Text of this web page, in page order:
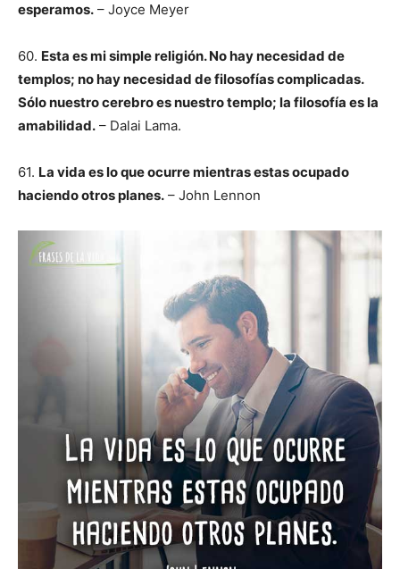
esperamos. – Joyce Meyer
60. Esta es mi simple religión. No hay necesidad de
templos; no hay necesidad de filosofías complicadas.
Sólo nuestro cerebro es nuestro templo; la filosofía es la
amabilidad. – Dalai Lama.
61. La vida es lo que ocurre mientras estas ocupado
haciendo otros planes. – John Lennon